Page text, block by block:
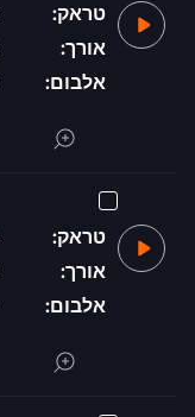
טראק:
אורך:
אלבום:
טראק:
אורך:
אלבום: